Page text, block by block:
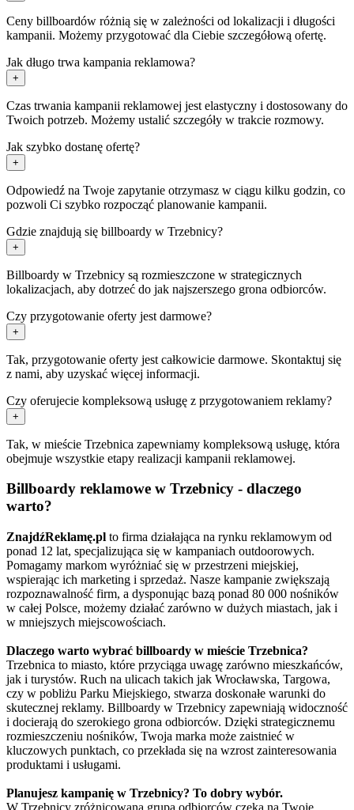
Ceny billboardów różnią się w zależności od lokalizacji i długości
kampanii. Możemy przygotować dla Ciebie szczegółową ofertę.
Jak długo trwa kampania reklamowa?
+
Czas trwania kampanii reklamowej jest elastyczny i dostosowany do
Twoich potrzeb. Możemy ustalić szczegóły w trakcie rozmowy.
Jak szybko dostanę ofertę?
+
Odpowiedź na Twoje zapytanie otrzymasz w ciągu kilku godzin, co
pozwoli Ci szybko rozpocząć planowanie kampanii.
Gdzie znajdują się billboardy w Trzebnicy?
+
Billboardy w Trzebnicy są rozmieszczone w strategicznych
lokalizacjach, aby dotrzeć do jak najszerszego grona odbiorców.
Czy przygotowanie oferty jest darmowe?
+
Tak, przygotowanie oferty jest całkowicie darmowe. Skontaktuj się
z nami, aby uzyskać więcej informacji.
Czy oferujecie kompleksową usługę z przygotowaniem reklamy?
+
Tak, w mieście Trzebnica zapewniamy kompleksową usługę, która
obejmuje wszystkie etapy realizacji kampanii reklamowej.
Billboardy reklamowe w Trzebnicy - dlaczego
warto?
ZnajdźReklamę.pl to firma działająca na rynku reklamowym od
ponad 12 lat, specjalizująca się w kampaniach outdoorowych.
Pomagamy markom wyróżniać się w przestrzeni miejskiej,
wspierając ich marketing i sprzedaż. Nasze kampanie zwiększają
rozpoznawalność firm, a dysponując bazą ponad 80 000 nośników
w całej Polsce, możemy działać zarówno w dużych miastach, jak i
w mniejszych miejscowościach.
Dlaczego warto wybrać billboardy w mieście Trzebnica?
Trzebnica to miasto, które przyciąga uwagę zarówno mieszkańców,
jak i turystów. Ruch na ulicach takich jak Wrocławska, Targowa,
czy w pobliżu Parku Miejskiego, stwarza doskonałe warunki do
skutecznej reklamy. Billboardy w Trzebnicy zapewniają widoczność
i docierają do szerokiego grona odbiorców. Dzięki strategicznemu
rozmieszczeniu nośników, Twoja marka może zaistnieć w
kluczowych punktach, co przekłada się na wzrost zainteresowania
produktami i usługami.
Planujesz kampanię w Trzebnicy? To dobry wybór.
W Trzebnicy zróżnicowana grupa odbiorców czeka na Twoje